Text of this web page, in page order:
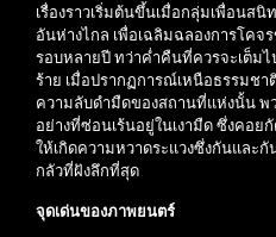
เรื่องราวเริ่มต้นขึ้นเมื่อกลุ่มเพื่อนส
อันห่างไกล เพื่อเฉลิมฉลองการโคจ
รอบหลายปี ทว่าค่ำคืนที่ควรจะเต็ม
ร้าย เมื่อปรากฏการณ์เหนือธรรมช
ความลับดำมืดของสถานที่แห่งนั้น พ
อย่างที่ซ่อนเร้นอยู่ในเงามืด ซึ่งคอ
ให้เกิดความหวาดระแวงซึ่งกันและ
กลัวที่ฝังลึกที่สุด
จุดเด่นของภาพยนตร์